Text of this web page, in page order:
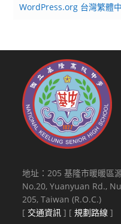
WordPress.org 台灣繁體
地址：205 基隆市暖暖區
No.20, Yuanyuan Rd.,
205, Taiwan (R.O.C.)
[ 交通資訊 ] [規劃路線 ]